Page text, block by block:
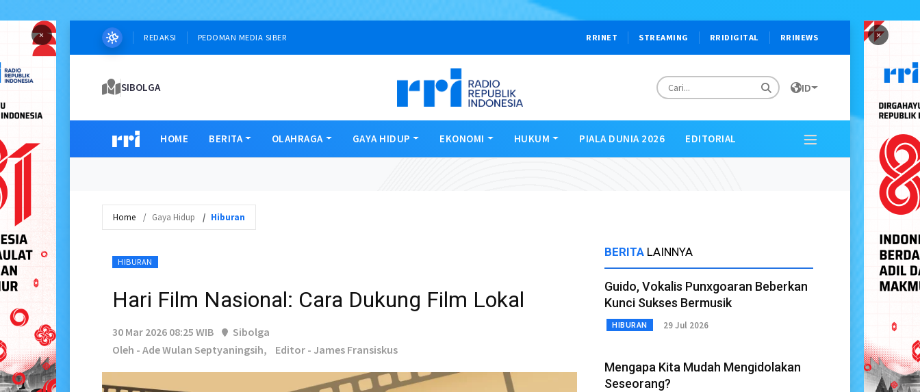
× ×
REDAKSI PEDOMAN MEDIA SIBER RRINET STREAMING RRIDIGITAL RRINEWS
SIBOLGA ID
HOME BERITA OLAHRAGA GAYA HIDUP EKONOMI HUKUM PIALA DUNIA 2026 EDITORIAL
Home Gaya Hidup Hiburan
HIBURAN
Hari Film Nasional: Cara Dukung Film Lokal
30 Mar 2026 08:25 WIB
Sibolga
Oleh - Ade Wulan Septyaningsih,
Editor - James Fransiskus
BERITA LAINNYA
Guido, Vokalis Punxgoaran Beberkan
Kunci Sukses Bermusik
HIBURAN 29 Jul 2026
Mengapa Kita Mudah Mengidolakan
Seseorang?